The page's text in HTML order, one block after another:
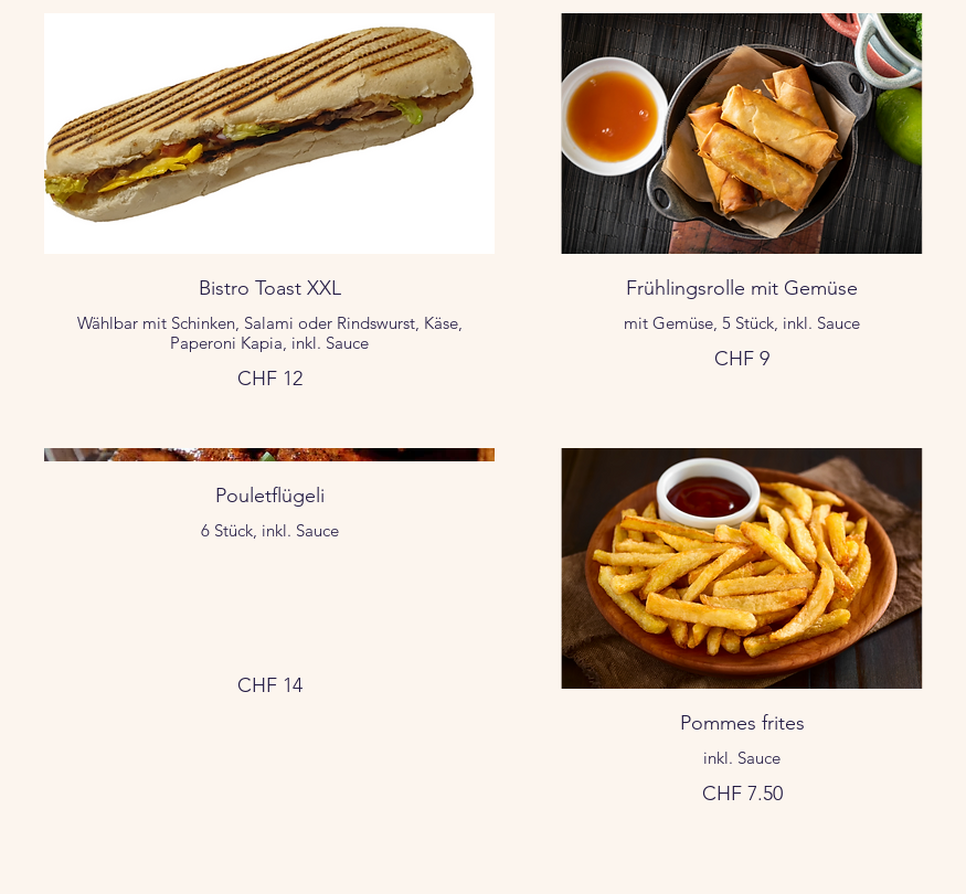
Bistro Toast XXL
Wählbar mit Schinken, Salami oder Rindswurst, Käse,
Paperoni Kapia, inkl. Sauce
CHF 12
Frühlingsrolle mit Gemüse
mit Gemüse, 5 Stück, inkl. Sauce
CHF 9
Pouletflügeli
6 Stück, inkl. Sauce
CHF 14
Pommes frites
inkl. Sauce
CHF 7.50